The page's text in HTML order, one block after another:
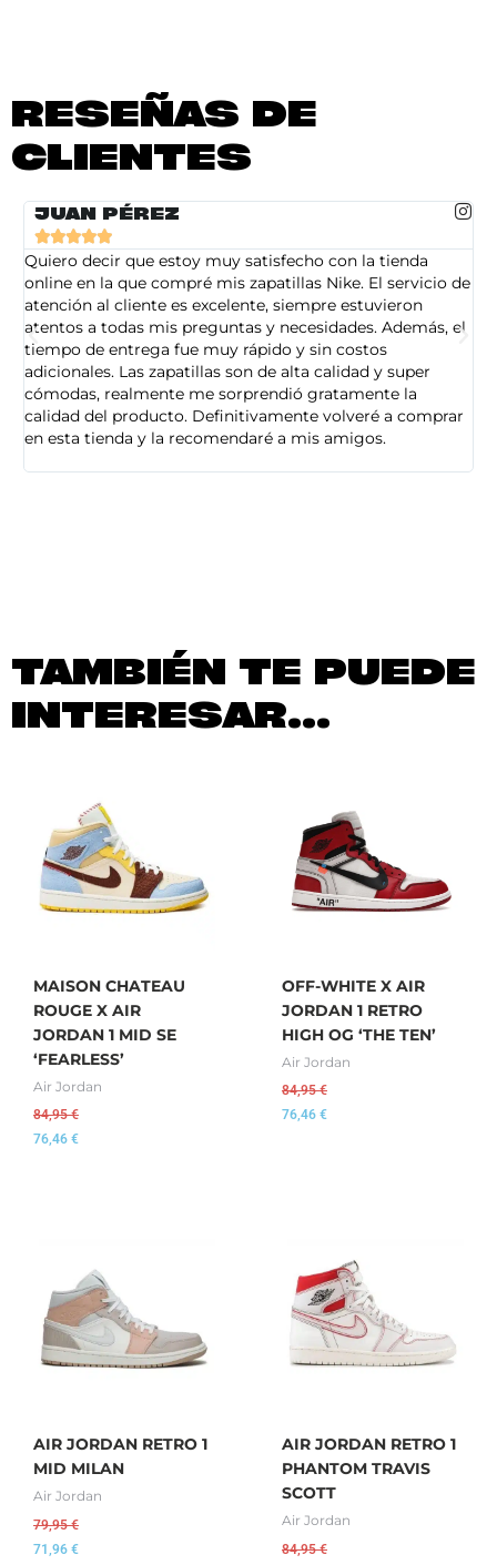
RESEÑAS DE
CLIENTES
JUAN PÉREZ

Quiero decir que estoy muy satisfecho con la tienda
online en la que compré mis zapatillas Nike. El servicio de
atención al cliente es excelente, siempre estuvieron
atentos a todas mis preguntas y necesidades. Además, el
tiempo de entrega fue muy rápido y sin costos
adicionales. Las zapatillas son de alta calidad y super
cómodas, realmente me sorprendió gratamente la
calidad del producto. Definitivamente volveré a comprar
en esta tienda y la recomendaré a mis amigos.
TAMBIÉN TE PUEDE
INTERESAR...
MAISON CHATEAU
ROUGE X AIR
JORDAN 1 MID SE
‘FEARLESS’
Air Jordan
84,95€
76,46 €
OFF-WHITE X AIR
JORDAN 1 RETRO
HIGH OG ‘THE TEN’
Air Jordan
84,95€
76,46 €
AIR JORDAN RETRO 1
MID MILAN
Air Jordan
79,95€
71,96 €
AIR JORDAN RETRO 1
PHANTOM TRAVIS
SCOTT
Air Jordan
84,95€